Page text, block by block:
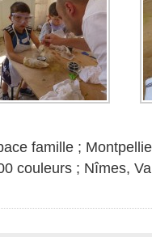
famille ;
couleurs ; Nîmes,